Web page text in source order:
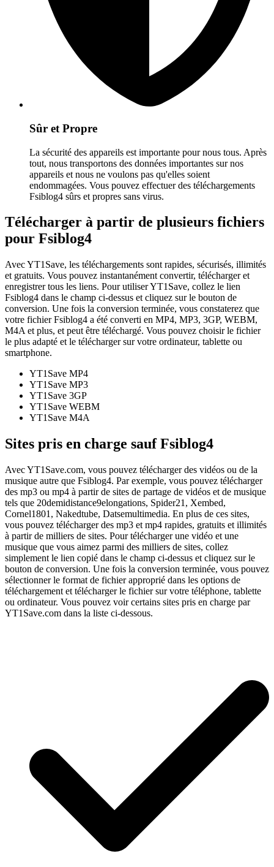
Sûr et Propre
La sécurité des appareils est importante pour nous tous. Après
tout, nous transportons des données importantes sur nos
appareils et nous ne voulons pas qu'elles soient
endommagées. Vous pouvez effectuer des téléchargements
Fsiblog4 sûrs et propres sans virus.
Télécharger à partir de plusieurs fichiers
pour Fsiblog4
Avec YT1Save, les téléchargements sont rapides, sécurisés, illimités
et gratuits. Vous pouvez instantanément convertir, télécharger et
enregistrer tous les liens. Pour utiliser YT1Save, collez le lien
Fsiblog4 dans le champ ci-dessus et cliquez sur le bouton de
conversion. Une fois la conversion terminée, vous constaterez que
votre fichier Fsiblog4 a été converti en MP4, MP3, 3GP, WEBM,
M4A et plus, et peut être téléchargé. Vous pouvez choisir le fichier
le plus adapté et le télécharger sur votre ordinateur, tablette ou
smartphone.
YT1Save MP4
YT1Save MP3
YT1Save 3GP
YT1Save WEBM
YT1Save M4A
Sites pris en charge sauf Fsiblog4
Avec YT1Save.com, vous pouvez télécharger des vidéos ou de la
musique autre que Fsiblog4. Par exemple, vous pouvez télécharger
des mp3 ou mp4 à partir de sites de partage de vidéos et de musique
tels que 20demidistance9elongations, Spider21, Xembed,
Cornel1801, Nakedtube, Datsemultimedia. En plus de ces sites,
vous pouvez télécharger des mp3 et mp4 rapides, gratuits et illimités
à partir de milliers de sites. Pour télécharger une vidéo et une
musique que vous aimez parmi des milliers de sites, collez
simplement le lien copié dans le champ ci-dessus et cliquez sur le
bouton de conversion. Une fois la conversion terminée, vous pouvez
sélectionner le format de fichier approprié dans les options de
téléchargement et télécharger le fichier sur votre téléphone, tablette
ou ordinateur. Vous pouvez voir certains sites pris en charge par
YT1Save.com dans la liste ci-dessous.